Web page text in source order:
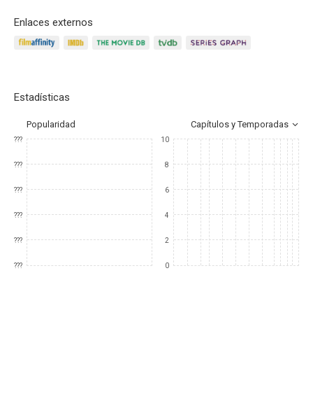
Enlaces externos
Estadísticas
Popularidad Capítulos y Temporadas
???
???
???
???
???
???
10
8
6
4
2
0